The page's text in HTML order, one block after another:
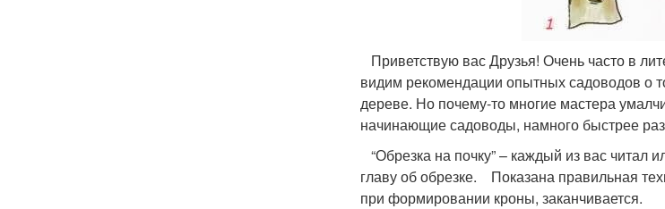
Приветствую вас Друзья! Очень часто в
видим рекомендации опытных садоводов о
дереве. Но почему-то многие мастера
начинающие садоводы, намного быстрее
“Обрезка на почку” – каждый из вас
главу об обрезке. Показана правильная
при формировании кроны, заканчивается.